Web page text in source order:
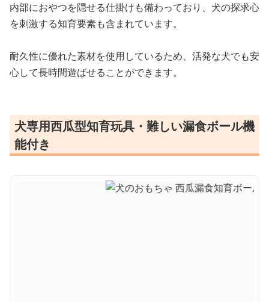
内部におやつを隠せる仕掛けも備わっており、犬の探求心
を刺激する知育要素も含まれています。
耐久性に優れた素材を使用しているため、活発な犬でも安
心して長時間遊ばせることができます。
犬専用西瓜型知育玩具・難しい漏食ボール機
能付き